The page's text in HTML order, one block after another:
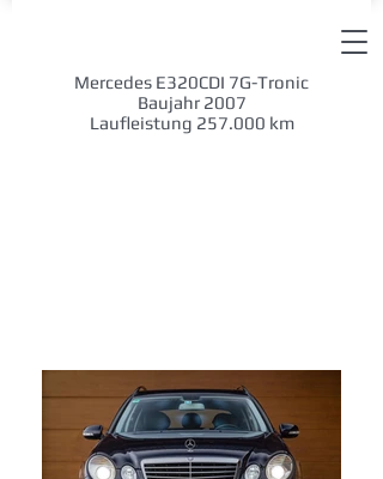
Mercedes E320CDI 7G-Tronic
Baujahr 2007
Laufleistung 257.000 km